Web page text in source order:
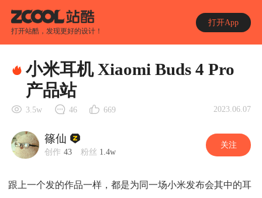
打开站酷，发现更好的设计！
打开App
小米耳机 Xiaomi Buds 4 Pro
产品站
3.5w 46 669 2023.06.07
篠仙
创作 43 粉丝 1.4w
关注
跟上一个发的作品一样，都是为同一场小米发布会其中的耳